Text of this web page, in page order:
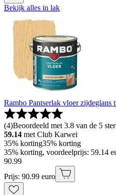
Bekijk alles in lak
Rambo Pantserlak vloer zijdeglans
(4)Beoordeeld met 3.8 van de 5
59.14 met Club Karwei
35% korting35% korting
35% korting, voordeelprijs: 59.14
90.99
Prijs: 90.99 euro